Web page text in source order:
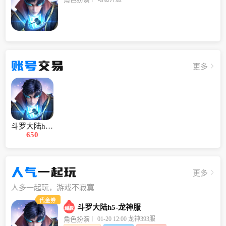
账号交易 更多
斗罗大陆h5-龙神服
650
人气一起玩
更多
人多一起玩，游戏不寂寞
代金券
斗罗大陆h5-龙神服
角色扮演 01-20 12:00 龙神393服